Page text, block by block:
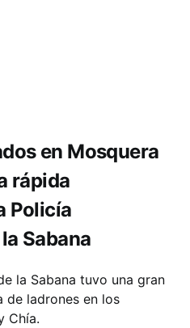
en Mosquera
rápida
Policía
Sabana
la Sabana tuvo una gran
de ladrones en los
Chía.